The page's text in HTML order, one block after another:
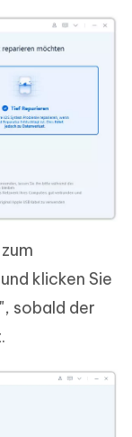
klicken Sie
sobald der